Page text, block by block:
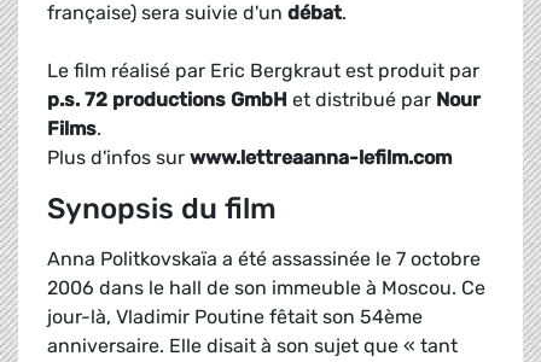
française) sera suivie d'un débat.
Le film réalisé par Eric Bergkraut est produit par
p.s. 72 productions GmbH et distribué par Nour
Films.
Plus d'infos sur www.lettreaanna-lefilm.com
Synopsis du film
Anna Politkovskaïa a été assassinée le 7 octobre
2006 dans le hall de son immeuble à Moscou. Ce
jour-là, Vladimir Poutine fêtait son 54ème
anniversaire. Elle disait à son sujet que « tant